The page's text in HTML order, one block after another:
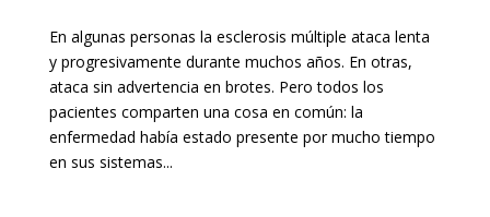
En algunas personas la esclerosis múltiple ataca lenta
y progresivamente durante muchos años. En otras,
ataca sin advertencia en brotes. Pero todos los
pacientes comparten una cosa en común: la
enfermedad había estado presente por mucho tiempo
en sus sistemas...